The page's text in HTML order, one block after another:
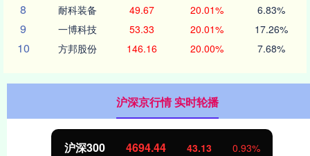
8 耐科装备 49.67 20.01% 6.83%
9 一博科技 53.33 20.01% 17.26%
10 方邦股份 146.16 20.00% 7.68%
沪深京行情 实时轮播
北证50 1134.24 11.37 1.01%